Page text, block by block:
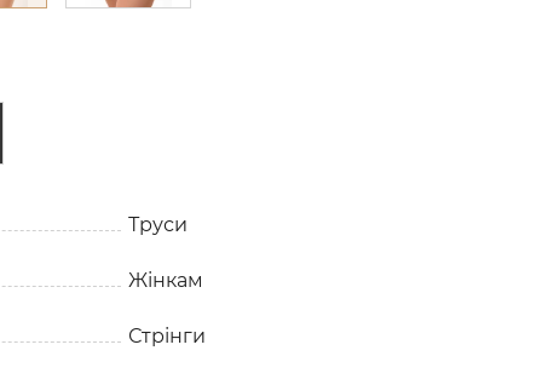
Труси
Жінкам
Стрінги